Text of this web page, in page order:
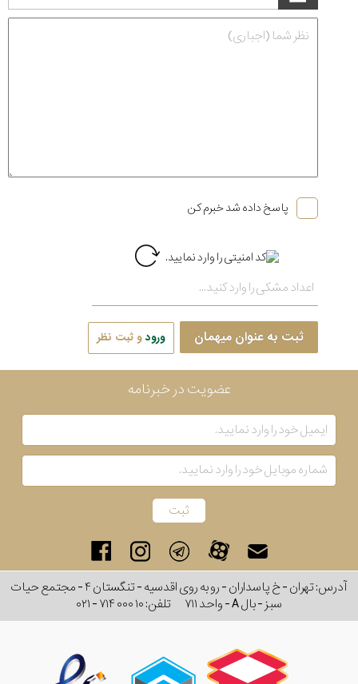
پاسخ داده شد خبرم کن
ثبت به عنوان میهمان ورودو ثبت نظر
عضویت در خبرنامه
آدرس: تهران - خ پاسداران - رو به روی اقدسیه - تنگستان ۴ - مجتمع حیات
سبز - بال A - واحد ۷۱۱
تلفن:۰۲۱ - ۷۱۴ ۰۰۰ ۱۰